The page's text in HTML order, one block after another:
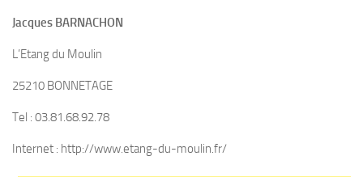
Jacques BARNACHON
L’Etang du Moulin
25210 BONNETAGE
Tel : 03.81.68.92.78
Internet : http://www.etang-du-moulin.fr/